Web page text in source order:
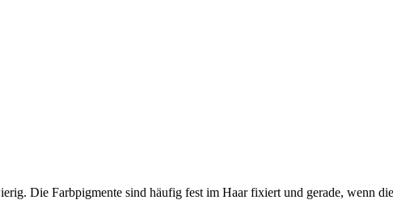
Die Farbpigmente sind häufig fest im Haar fixiert und gerade, wenn